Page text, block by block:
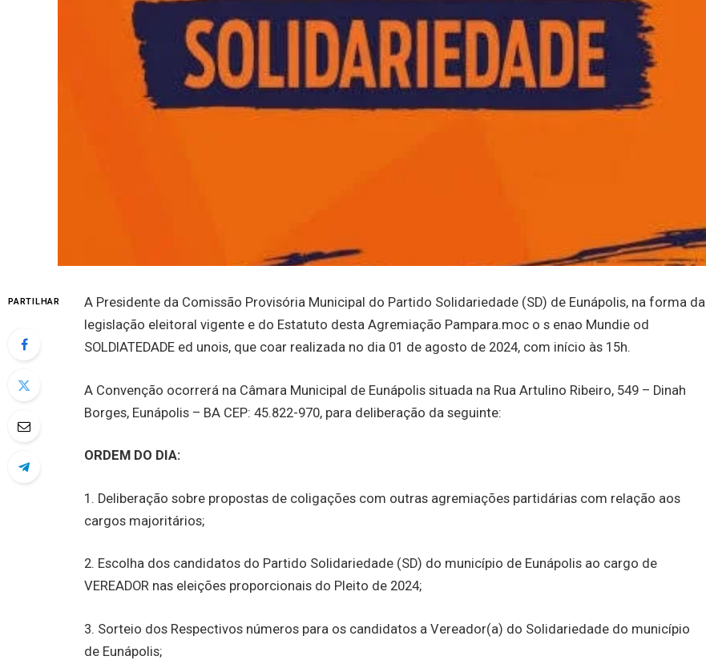
PARTILHAR
A Presidente da Comissão Provisória Municipal do Partido Solidariedade (SD) de Eunápolis, na forma da
legislação eleitoral vigente e do Estatuto desta Agremiação Pampara.moc o s enao Mundie od
SOLDIATEDADE ed unois, que coar realizada no dia 01 de agosto de 2024, com início às 15h.
A Convenção ocorrerá na Câmara Municipal de Eunápolis situada na Rua Artulino Ribeiro, 549 – Dinah
Borges, Eunápolis – BA CEP: 45.822-970, para deliberação da seguinte:
ORDEM DO DIA:
1. Deliberação sobre propostas de coligações com outras agremiações partidárias com relação aos
cargos majoritários;
2. Escolha dos candidatos do Partido Solidariedade (SD) do município de Eunápolis ao cargo de
VEREADOR nas eleições proporcionais do Pleito de 2024;
3. Sorteio dos Respectivos números para os candidatos a Vereador(a) do Solidariedade do município
de Eunápolis;